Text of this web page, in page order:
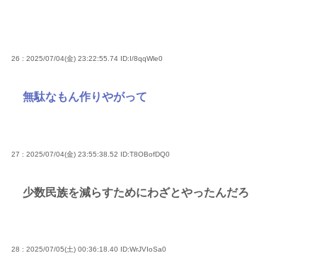
26 : 2025/07/04(金) 23:22:55.74 ID:I/8qqWle0
無駄なもん作りやがって
27 : 2025/07/04(金) 23:55:38.52 ID:T8OBofDQ0
少数民族を減らすためにわざとやったんだろ
28 : 2025/07/05(土) 00:36:18.40 ID:WrJVIoSa0